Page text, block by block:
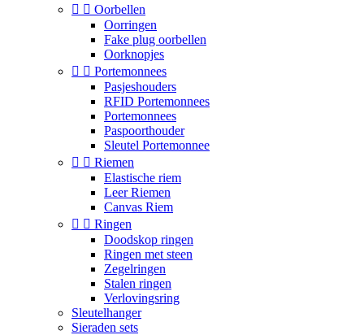
  Oorbellen
Oorringen
Fake plug oorbellen
Oorknopjes
  Portemonnees
Pasjeshouders
RFID Portemonnees
Portemonnees
Paspoorthouder
Sleutel Portemonnee
  Riemen
Elastische riem
Leer Riemen
Canvas Riem
  Ringen
Doodskop ringen
Ringen met steen
Zegelringen
Stalen ringen
Verlovingsring
Sleutelhanger
Sieraden sets